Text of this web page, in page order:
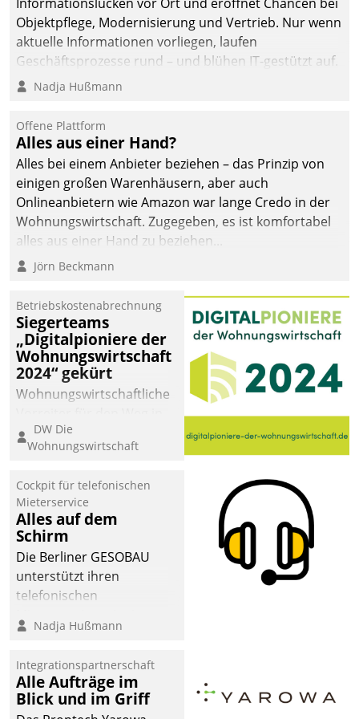
Objektpflege, Modernisierung und Vertrieb. Nur wenn
aktuelle Informationen vorliegen, laufen
Geschäftsprozesse rund – und blühen IT-gestützt auf.
Nadja Hußmann
Offene Plattform
Alles aus einer Hand?
Alles bei einem Anbieter beziehen – das Prinzip von
einigen großen Warenhäusern, aber auch
Onlineanbietern wie Amazon war lange Credo in der
Wohnungswirtschaft. Zugegeben, es ist komfortabel
alles aus einer Hand zu beziehen...
Jörn Beckmann
Betriebskostenabrechnung
Siegerteams
„Digitalpioniere der
Wohnungswirtschaft
2024“ gekürt
Wohnungswirtschaftliche
eine digitale Zukunft zu
finden, ist das Ziel des
der
Wohnungswirtschaft“.
Bewerben können sich
dafür ein Team
bestehend aus
Wohnungsunternehmen
und PropTech.
DW Die
Wohnungswirtschaft
Cockpit für telefonischen
Mieterservice
Alles auf dem
Schirm
Die Berliner GESOBAU
unterstützt ihren
telefonischen
digitalen Cockpit, das
passende Fragen und
Schlagworte auswirft.
Eine intuitive
Nadja Hußmann
Integrationspartnerschaft
Alle Aufträge im
Blick und im Griff